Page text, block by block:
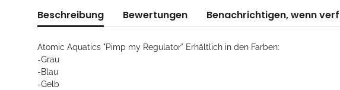
weitere Registerkarten anzeigen
Beschreibung Bewertungen Benachrichtigen, wenn
Atomic Aquatics "Pimp my Regulator" Erhältlich in den Farben:
-Grau
-Blau
-Gelb